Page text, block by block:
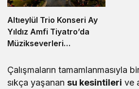
Altıeylül Trio Konseri Ay
Yıldız Amfi Tiyatro’da
Müzikseverleri
Çalışmaların tamamlanmasıyla
sıkça yaşanan su kesintileri ve